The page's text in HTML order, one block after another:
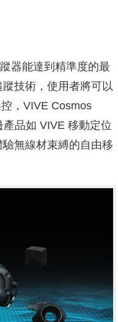
器能達到精準度的最
技術，使用者將可以
，VIVE Cosmos
品如 VIVE 移動定位
無線材束縛的自由移